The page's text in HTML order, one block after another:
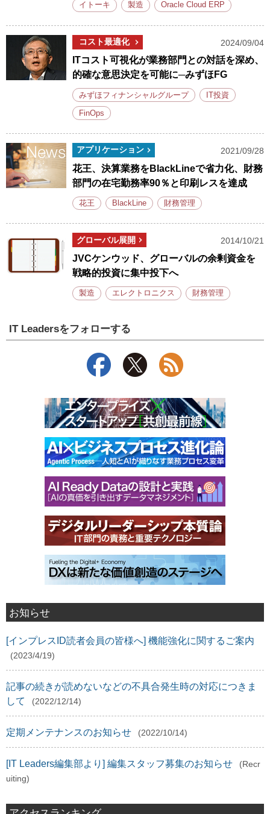
イトーキ 製造 Oracle Cloud ERP
コスト最適化 2024/09/04
ITコスト可視化が業務部門との対話を深め、
的確な意思決定を可能に─みずほFG
みずほフィナンシャルグループ IT投資
FinOps
アプリケーション 2021/09/28
花王、決算業務をBlackLineで省力化、財務
部門の在宅勤務率90％と印刷レスを達成
花王 BlackLine 財務管理
グローバル展開 2014/10/21
JVCケンウッド、グローバルの余剰資金を
戦略的投資に集中投下へ
製造 エレクトロニクス 財務管理
IT Leadersをフォローする
お知らせ
[インプレスID読者会員の皆様へ] 機能強化に関するご案内
(2023/4/19)
記事の続きが読めないなどの不具合発生時の対応につきま
して
(2022/12/14)
定期メンテナンスのお知らせ (2022/10/14)
[IT Leaders編集部より] 編集スタッフ募集のお知らせ
(Recr
uiting)